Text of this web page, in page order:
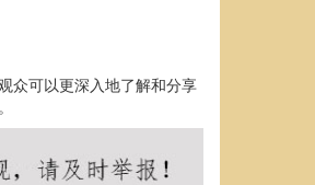
众可以更深入地了解和分享